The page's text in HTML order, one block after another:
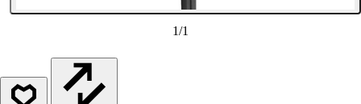
1/1